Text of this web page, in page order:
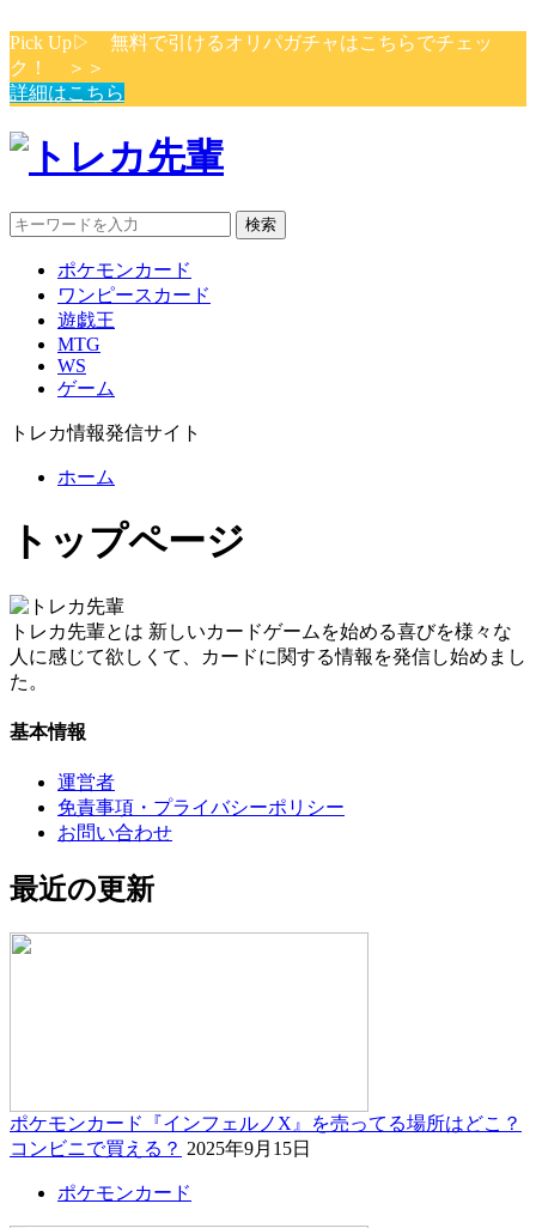
Pick Up▷ 無料で引けるオリパガチャはこちらでチェッ
ク！ ＞＞
詳細はこちら
検索
ポケモンカード
ワンピースカード
遊戯王
MTG
WS
ゲーム
トレカ情報発信サイト
ホーム
トップページ
トレカ先輩とは 新しいカードゲームを始める喜びを様々な
人に感じて欲しくて、カードに関する情報を発信し始めまし
た。
基本情報
運営者
免責事項・プライバシーポリシー
お問い合わせ
最近の更新
ポケモンカード『インフェルノX』を売ってる場所はどこ？
コンビニで買える？ 2025年9月15日
ポケモンカード